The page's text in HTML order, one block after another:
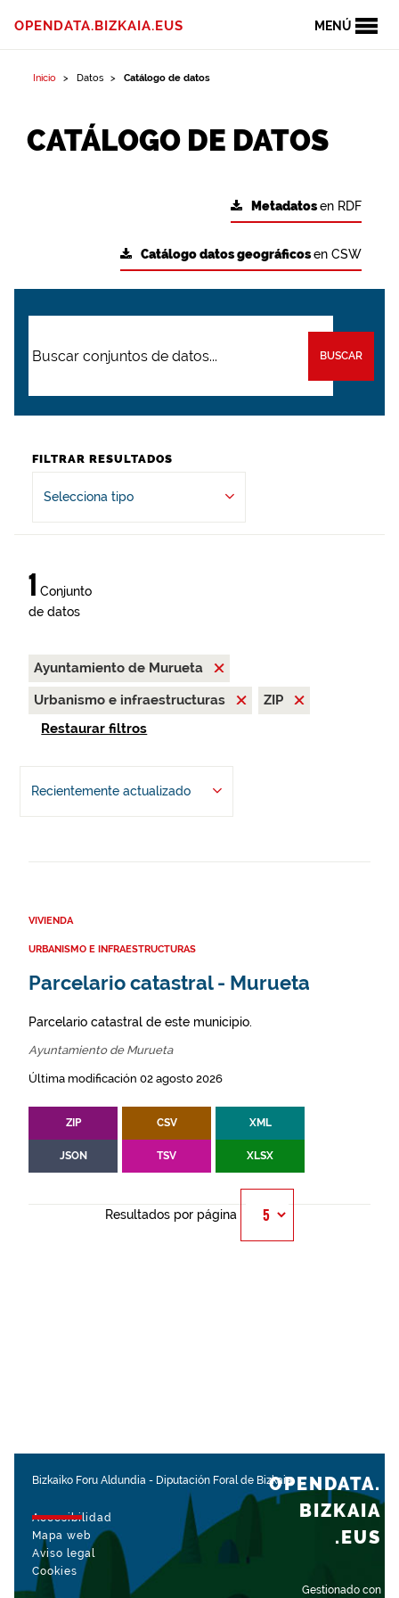
MENÚ
OPENDATA.BIZKAIA.EUS
Inicio Datos Catálogo de datos
CATÁLOGO DE DATOS
Metadatosen RDF
Catálogo datos geográficosen CSW
BUSCAR
FILTRAR RESULTADOS
Selecciona tipo
1 Conjunto
de datos
Ayuntamiento de Murueta
Urbanismo e infraestructuras
ZIP
Restaurar filtros
Recientemente actualizado
VIVIENDA
URBANISMO E INFRAESTRUCTURAS
Parcelario catastral - Murueta
Parcelario catastral de este municipio.
Ayuntamiento de Murueta
Última modificación 02 agosto 2026
ZIP CSV XML
JSON TSV XLSX
Resultados por página
Bizkaiko Foru Aldundia - Diputación Foral de Bizkaia
Accesibilidad
Mapa web
Aviso legal
Cookies
Gestionado con
OPENDATA.
BIZKAIA
.EUS